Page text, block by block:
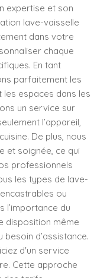
expertise et son
lave-vaisselle
dans votre
chaque
En tant
parfaitement les
espaces dans les
un service sur
l’appareil,
De plus, nous
et soignée, ce qui
professionnels
les types de lave-
encastrables ou
l’importance du
disposition même
d’assistance.
d'un service
Cette approche